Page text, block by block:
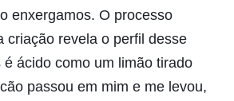
enxergamos. O processo
criação revela o perfil desse
é ácido como um limão tirado
passou em mim e me levou,